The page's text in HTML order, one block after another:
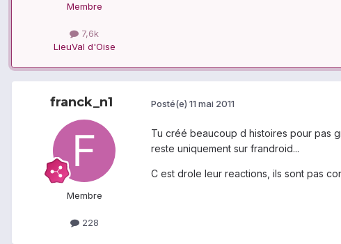
Membre
7,6k
LieuVal d'Oise
franck_n1
Membre
228
Posté(e) 11 mai 2011
Tu créé beaucoup d histoires pour pas
reste uniquement sur frandroid...
C est drole leur reactions, ils sont pas